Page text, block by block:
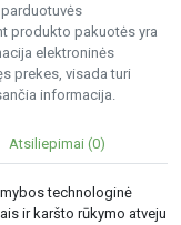
produkto pakuotės yra
elektroninės
prekes, visada turi
informacija.
Atsiliepimai (0)
technologinė
ir karšto rūkymo atveju